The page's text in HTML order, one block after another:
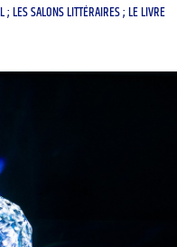
« LA MINUTE GOURMANDE ; LE PETIT
LES SALONS LITTÉRAIRES ; LE LIVRE